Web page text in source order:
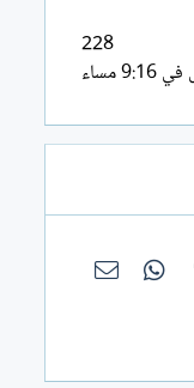
228
مساء
Tumblr
WhatsApp